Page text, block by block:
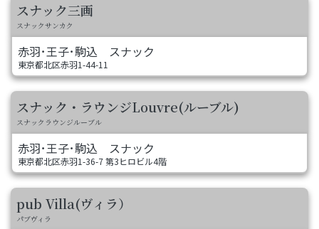
スナック三画
スナックサンカク
赤羽･王子･駒込 スナック
東京都北区赤羽1-44-11
スナック・ラウンジLouvre(ルーブル)
スナックラウンジルーブル
赤羽･王子･駒込 スナック
東京都北区赤羽1-36-7 第3ヒロビル4階
pub Villa(ヴィラ）
パブヴィラ